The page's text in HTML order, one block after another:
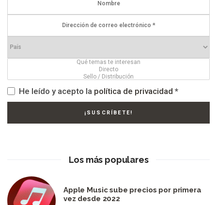
He leído y acepto la política de privacidad *
Los más populares
Apple Music sube precios por primera
vez desde 2022